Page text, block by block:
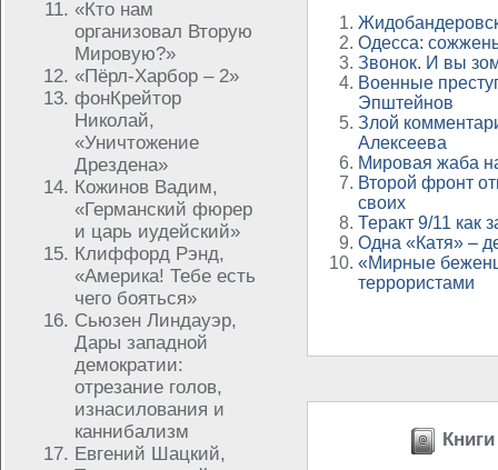
«Кто нам
организовал Вторую
Мировую?»
«Пёрл-Харбор – 2»
фонКрейтор
Николай,
«Уничтожение
Дрездена»
Кожинов Вадим,
«Германский фюрер
и царь иудейский»
Клиффорд Рэнд,
«Америка! Тебе есть
чего бояться»
Сьюзен Линдауэр,
Дары западной
демократии:
отрезание голов,
изнасилования и
каннибализм
Евгений Шацкий,
Одесса:
Звонок. И вы
Военные
Эпштейнов
Злой
Алексеева
Мировая жаба
Второй фронт
своих
Теракт 9/11 как
Одна «Катя» –
«Мирные
террористами